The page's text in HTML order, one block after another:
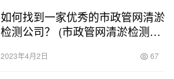
如何找到一家优秀的市政管网清淤
检测公司？ (市政管网清淤检测公
2023年4月2日 67